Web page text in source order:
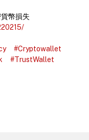
幣損失
#Cryptowallet
#TrustWallet